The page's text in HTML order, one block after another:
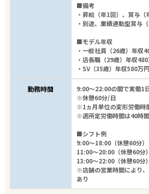
■備考
・昇給（年1回）、賞与（
・別途、業績連動型賞与
■モデル年収
・一般社員（26歳）年収
・店長職（29歳）年収
・SV（35歳）年収580万円
勤務時間
9:00～22:00の間で実働1
※休憩60分/日
※1ヵ月単位の変形労働時
※週所定労働時間は40時
■シフト例
9:00～18:00（休憩60分）
11:00～20:00（休憩60分）
13:00～22:00（休憩60分）
※店舗の営業時間により
あり